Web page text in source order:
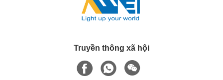
Truyền thông xã hội